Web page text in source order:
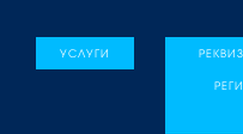
УСЛУГИ